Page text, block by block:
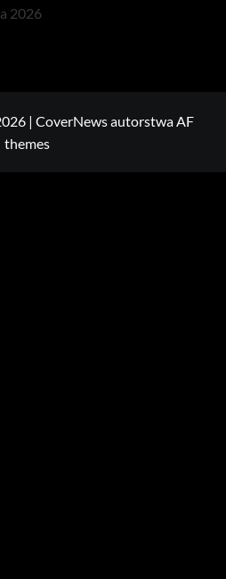
2026
| CoverNewsautorstwa AF
themes